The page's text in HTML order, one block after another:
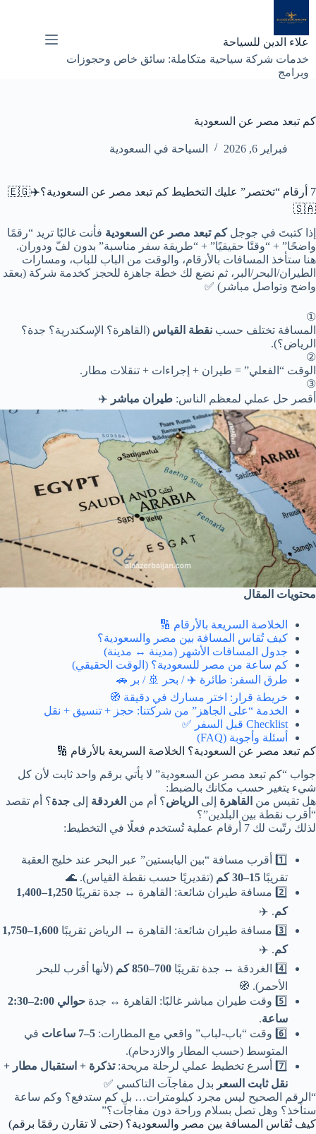
إلى
المحتوى
علاء الدين للسياحة
خدمات شركة سياحية متكاملة: سائق خاص وحجوزات
وبرامج
كم تبعد مصر عن السعودية
فبراير 6, 2026 السياحة في السعودية
7 أرقام “تختصر” عليك التخطيط كم تبعد مصر عن السعودية؟✈️🇪🇬
🇸🇦
إذا كتبتَ في جوجلكم تبعد مصر عن السعودية فأنت غالبًا تريد “رقمًا
واضحًا” + “وقتًا حقيقيًا” + “طريقة سفر مناسبة” بدون لفّ ودوران.
هنا ستأخذ المسافات بالأرقام، والوقت من الباب للباب، ومسارات
الطيران/البحر/البر، ثم نضع لك خطة جاهزة للحجز كخدمة شركة (بعقد
واضح وتواصل مباشر) ✅
①
المسافة تختلف حسب نقطة القياس (القاهرة؟ الإسكندرية؟ جدة؟
الرياض؟).
②
الوقت “الفعلي” = طيران + إجراءات + تنقلات مطار.
③
أقصر حل عملي لمعظم الناس: طيران مباشر ✈️
محتويات المقال
الخلاصة السريعة بالأرقام 🔢
كيف تُقاس المسافة بين مصر والسعودية؟
جدول المسافات الأشهر (مدينة ↔ مدينة)
كم ساعة من مصر للسعودية؟ (الوقت الحقيقي)
طرق السفر: طائرة ✈️ / بحر 🚢 / بر 🚗
خريطة قرار: اختر مسارك في دقيقة 🧭
الخدمة “على الجاهز” من شركتنا: حجز + تنسيق + نقل
Checklist قبل السفر ✅
أسئلة وأجوبة (FAQ)
كم تبعد مصر عن السعودية؟ الخلاصة السريعة بالأرقام 🔢
جواب “كم تبعد مصر عن السعودية” لا يأتي برقم واحد ثابت لأن كل
شيء يتغير حسب مكانك بالضبط:
هل تقيس من القاهرة إلى الرياض؟ أم من الغردقة إلى جدة؟ أم تقصد
“أقرب نقطة بين البلدين”؟
لذلك رتّبت لك 7 أرقام عملية تُستخدم فعلًا في التخطيط:
1️⃣
أقرب مسافة “بين اليابستين” عبر البحر عند خليج العقبة
تقريبًا 15–30 كم
(تقديريًا حسب نقطة القياس). 🌊
2️⃣ مسافة طيران شائعة: القاهرة ↔ جدة تقريبًا
1,250–1,400
كم. ✈️
3️⃣ مسافة طيران شائعة: القاهرة ↔ الرياض تقريبًا
1,600–1,750
كم. ✈️
4️⃣
الغردقة ↔ جدة تقريبًا 700–850 كم
(لأنها أقرب للبحر
الأحمر). 🧭
5️⃣ وقت طيران مباشر غالبًا: القاهرة ↔ جدة
حوالي 2:00–2:30
ساعة.
6️⃣ وقت “باب-لباب” واقعي مع المطارات: 5–7 ساعات
في
المتوسط (حسب المطار والازدحام).
7️⃣
أسرع تخطيط عملي لرحلة مريحة:تذكرة + استقبال مطار +
نقل ثابت السعر بدل مفاجآت التاكسي ✅
“الرقم الصحيح ليس مجرد كيلومترات… بل كم ستدفع؟ وكم ساعة
ستأخذ؟ وهل تصل بسلام وراحة دون مفاجآت؟”
كيف تُقاس المسافة بين مصر والسعودية؟ (حتى لا تقارن رقمًا برقم)